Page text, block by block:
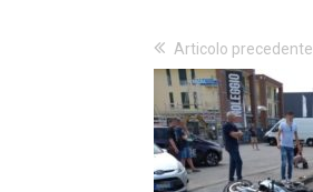
Articolo precedente